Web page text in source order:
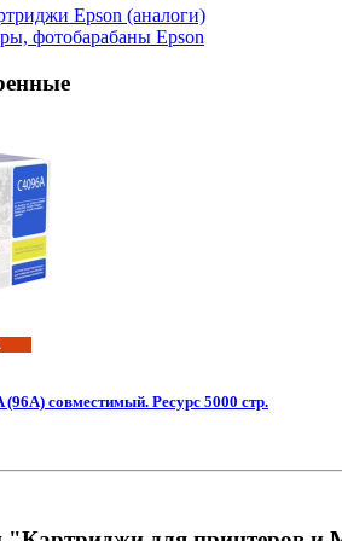
Epson (аналоги)
фотобарабаны Epson
совместимый. Ресурс 5000 стр.